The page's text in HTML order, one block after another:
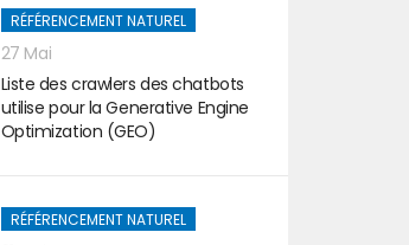
RÉFÉRENCEMENT NATUREL
27 Mai
Liste des crawlers des chatbots
utilise pour la Generative Engine
Optimization (GEO)
RÉFÉRENCEMENT NATUREL